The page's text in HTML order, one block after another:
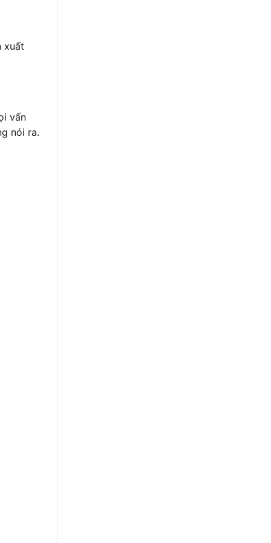
xuất
vấn
nói ra.